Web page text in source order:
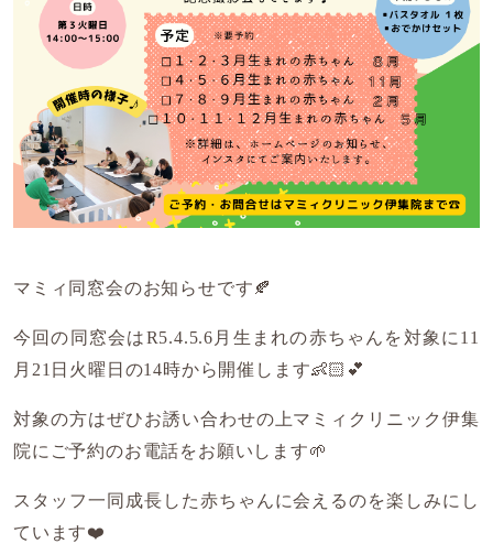
マミィ同窓会のお知らせです🍂
今回の同窓会はR5.4.5.6月生まれの赤ちゃんを対象に11
月21日火曜日の14時から開催します👶🏻💕
対象の方はぜひお誘い合わせの上マミィクリニック伊集
院にご予約のお電話をお願いします🌱
スタッフ一同成長した赤ちゃんに会えるのを楽しみにし
ています❤️